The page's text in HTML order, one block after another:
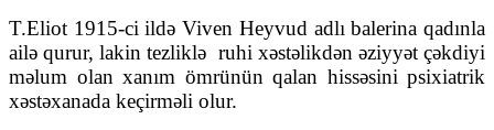
T.Eliot 1915-ci ildə Viven Heyvud adlı balerina qadınla
ailə qurur, lakin tezliklə ruhi xəstəlikdən əziyyət çəkdiyi
məlum olan xanım ömrünün qalan hissəsini psixiatrik
xəstəxanada keçirməli olur.